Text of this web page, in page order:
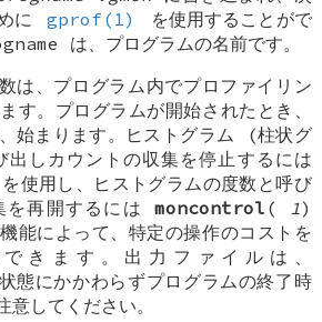
に
gprof(1)
を使用することがで
は、プログラムの名前です。
は、プログラム内でプロファイリン
す。プログラムが開始されたとき、
始まります。ヒストグラム (柱状グ
しカウントの収集を停止するには
使用し、ヒストグラムの度数と呼び
を再開するにはmoncontrol ( 1)
能によって、特定の操作のコストを
きます。出力ファイルは、
態にかかわらずプログラムの終了時
してください。